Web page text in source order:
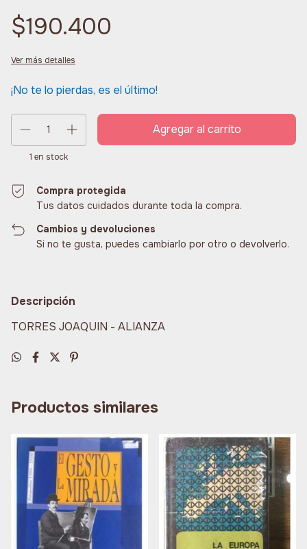
$190.400
Ver más detalles
¡No te lo pierdas, es el último!
1 en stock
Compra protegida
Tus datos cuidados durante toda la compra.
Cambios y devoluciones
Si no te gusta, puedes cambiarlo por otro o devolverlo.
Descripción
TORRES JOAQUIN - ALIANZA
Productos similares